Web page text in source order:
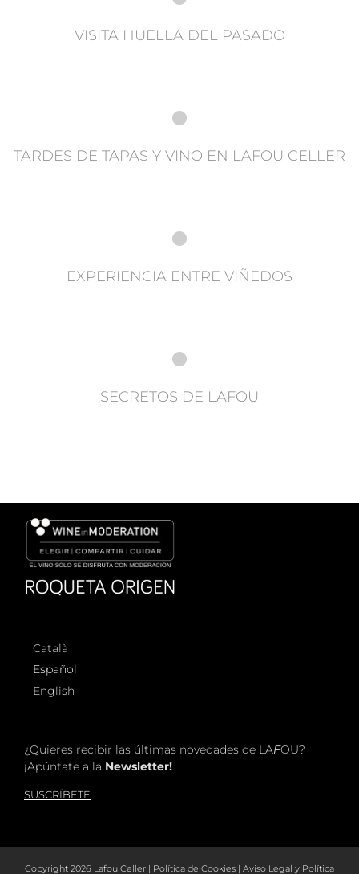
VISITA HUELLA DEL PASADO
TARDES DE TAPAS Y VINO EN LAFOU CELLER
EXPERIENCIA ENTRE VIÑEDOS
SECRETOS DE LAFOU
Català
Español
English
¿Quieres recibir las últimas novedades de LAFOU?
¡Apúntate a la Newsletter!
SUSCRÍBETE
Copyright 2026 Lafou Celler | Política de Cookies | Aviso Legal y Política